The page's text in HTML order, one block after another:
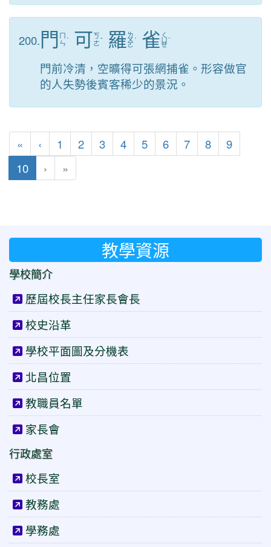
200. 門 ㄇ
ㄣ ˊ 可ㄎ
ㄜˇ 羅 ㄌ
ㄨ
ㄛ
ˊ 雀 ㄑ
ㄩ
ㄝ
ˋ
門前冷清，空曠得可張網捕雀。形容做官
的人失勢後賓客稀少的景況。
« 第一頁
‹ 上一頁
1 2 3 4 5 6 7 8
9
10(目前頁次)
› »
教學資源
學校簡介
歷屆校長主任家長會長
校史沿革
學校平面圖及分機表
北昌位置
教職員名單
家長會
行政處室
校長室
教務處
學務處